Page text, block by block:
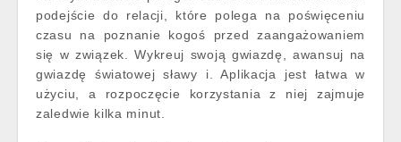
podejście do relacji, które polega na poświęceniu
czasu na poznanie kogoś przed zaangażowaniem
się w związek. Wykreuj swoją gwiazdę, awansuj na
gwiazdę światowej sławy i. Aplikacja jest łatwa w
użyciu, a rozpoczęcie korzystania z niej zajmuje
zaledwie kilka minut.